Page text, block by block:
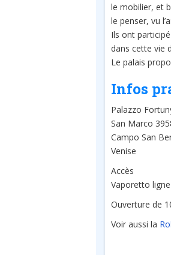
le mobilier, et
le penser, vu
Ils ont
dans cette vie
Le palais
Infos
Palazzo
San Marco
Campo San
Venise
Accès
Vaporetto
Ouverture de
Voir aussi la